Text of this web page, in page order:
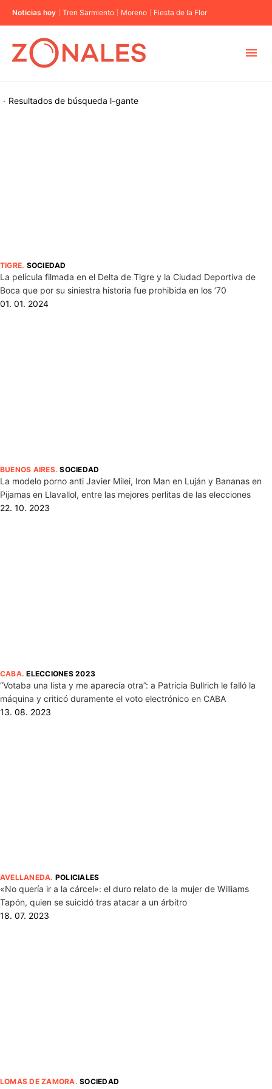
Noticias hoy Tren Sarmiento Moreno Fiesta de la Flor
Resultados de búsqueda
· l-gante
TIGRE. SOCIEDAD
La película filmada en el Delta de Tigre y la Ciudad Deportiva de
Boca que por su siniestra historia fue prohibida en los ’70
01. 01. 2024
BUENOS AIRES.SOCIEDAD
La modelo porno anti Javier Milei, Iron Man en Luján y Bananas en
Pijamas en Llavallol, entre las mejores perlitas de las elecciones
22. 10. 2023
CABA.ELECCIONES 2023
“Votaba una lista y me aparecía otra”: a Patricia Bullrich le falló la
máquina y criticó duramente el voto electrónico en CABA
13. 08. 2023
AVELLANEDA. POLICIALES
«No quería ir a la cárcel»: el duro relato de la mujer de Williams
Tapón, quien se suicidó tras atacar a un árbitro
18. 07. 2023
LOMAS DE ZAMORA.SOCIEDAD